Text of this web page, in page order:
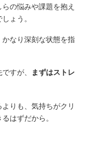
の悩みや課題を抱え
ょう。
なり深刻な状態を指
すが、
まずはストレ
りも、気持ちがクリ
はずだから。